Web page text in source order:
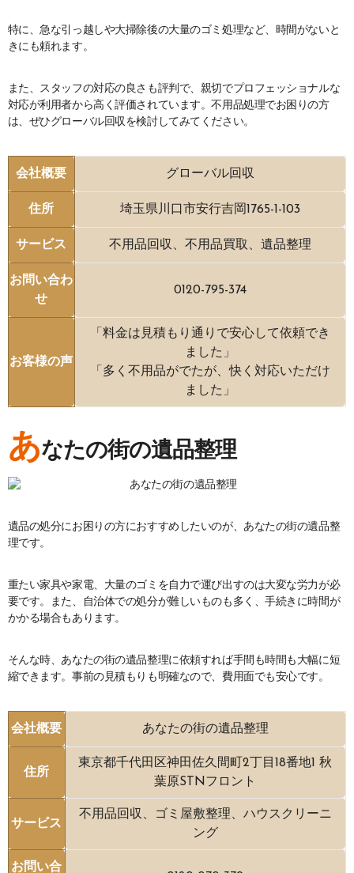
特に、急な引っ越しや大掃除後の大量のゴミ処理など、時間がないと
きにも頼れます。
また、スタッフの対応の良さも評判で、親切でプロフェッショナルな
対応が利用者から高く評価されています。不用品処理でお困りの方
は、ぜひグローバル回収を検討してみてください。
会社概要 グローバル回収
住所 埼玉県川口市安行吉岡1765-1-103
サービス 不用品回収、不用品買取、遺品整理
お問い合わ
せ
0120-795-374
お客様の声
「料金は見積もり通りで安心して依頼でき
ました」
「多く不用品がでたが、快く対応いただけ
ました」
あなたの街の遺品整理
遺品の処分にお困りの方におすすめしたいのが、あなたの街の遺品整
理です。
重たい家具や家電、大量のゴミを自力で運び出すのは大変な労力が必
要です。また、自治体での処分が難しいものも多く、手続きに時間が
かかる場合もあります。
そんな時、あなたの街の遺品整理に依頼すれば手間も時間も大幅に短
縮できます。事前の見積もりも明確なので、費用面でも安心です。
会社概要 あなたの街の遺品整理
住所
東京都千代田区神田佐久間町2丁目18番地1 秋
葉原STNフロント
サービス
不用品回収、ゴミ屋敷整理、ハウスクリーニ
ング
お問い合